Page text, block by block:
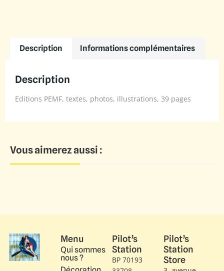
Description Informations complémentaires
Description
Editions PEMF, textes, photos, illustrations, 39 pages
Vous aimerez aussi :
Menu
Qui sommes
nous ?
Pilot’s
Station
BP 70193
Pilot’s
Station
Store